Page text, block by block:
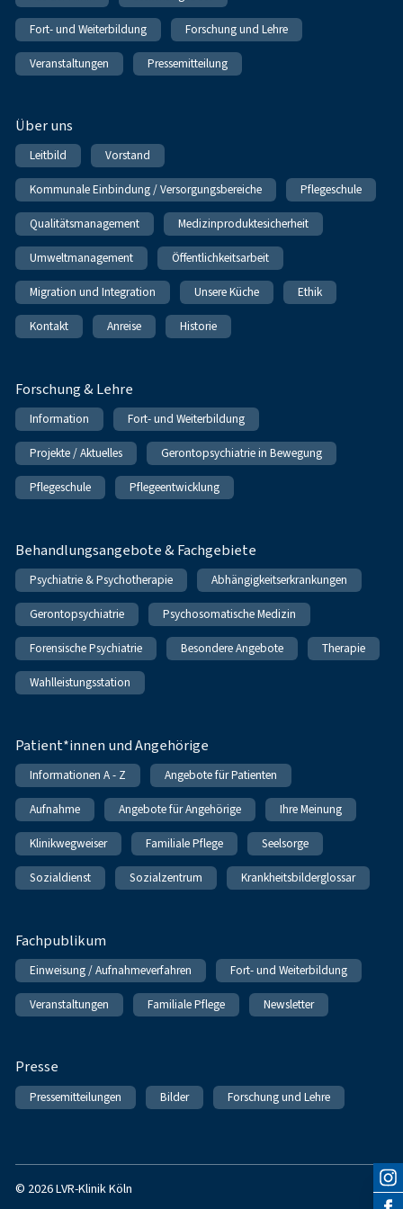
Fort- und Weiterbildung Forschung und Lehre
Veranstaltungen Pressemitteilung
Über uns
Leitbild Vorstand
Kommunale Einbindung / Versorgungsbereiche Pflegeschule
Qualitätsmanagement Medizinproduktesicherheit
Umweltmanagement Öffentlichkeitsarbeit
Migration und Integration Unsere Küche Ethik
Kontakt Anreise Historie
Forschung & Lehre
Information Fort- und Weiterbildung
Projekte / Aktuelles Gerontopsychiatrie in Bewegung
Pflegeschule Pflegeentwicklung
Behandlungsangebote & Fachgebiete
Psychiatrie & Psychotherapie Abhängigkeitserkrankungen
Gerontopsychiatrie Psychosomatische Medizin
Forensische Psychiatrie Besondere Angebote Therapie
Wahlleistungsstation
Patient*innen und Angehörige
Informationen A - Z Angebote für Patienten
Aufnahme Angebote für Angehörige Ihre Meinung
Klinikwegweiser Familiale Pflege Seelsorge
Sozialdienst Sozialzentrum Krankheitsbilderglossar
Fachpublikum
Einweisung / Aufnahmeverfahren Fort- und Weiterbildung
Veranstaltungen Familiale Pflege Newsletter
Presse
Pressemitteilungen Bilder Forschung und Lehre
© 2026 LVR-Klinik Köln